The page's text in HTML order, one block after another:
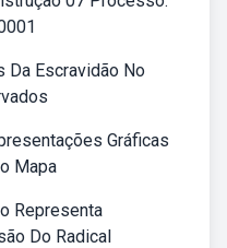
Escravidão No
Gráficas
Mapa
Representa
Do Radical